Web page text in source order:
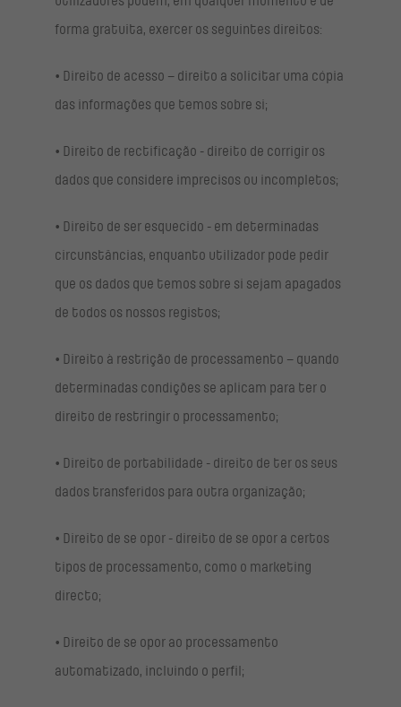
forma gratuita, exercer os seguintes direitos:
• Direito de acesso – direito a solicitar uma cópia
das informações que temos sobre si;
• Direito de rectificação - direito de corrigir os
dados que considere imprecisos ou incompletos;
• Direito de ser esquecido - em determinadas
circunstâncias, enquanto utilizador pode pedir
que os dados que temos sobre si sejam apagados
de todos os nossos registos;
• Direito à restrição de processamento – quando
determinadas condições se aplicam para ter o
direito de restringir o processamento;
• Direito de portabilidade - direito de ter os seus
dados transferidos para outra organização;
• Direito de se opor - direito de se opor a certos
tipos de processamento, como o marketing
directo;
• Direito de se opor ao processamento
automatizado, incluindo o perfil;